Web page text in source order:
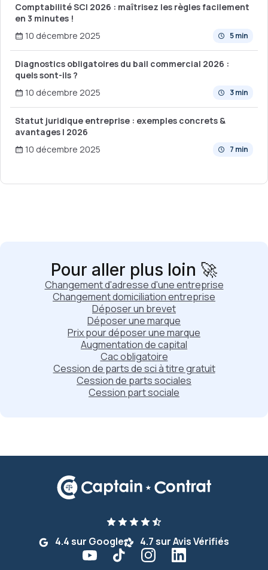
Comptabilité SCI 2026 : maîtrisez les règles facilement
en 3 minutes !
5 min
10 décembre 2025
Diagnostics obligatoires du bail commercial 2026 :
quels sont-ils ?
3 min
10 décembre 2025
Statut juridique entreprise : exemples concrets &
avantages | 2026
7 min
10 décembre 2025
Pour aller plus loin 🚀
Changement d'adresse d'une entreprise
Changement domiciliation entreprise
Déposer un brevet
Déposer une marque
Prix pour déposer une marque
Augmentation de capital
Cac obligatoire
Cession de parts de sci à titre gratuit
Cession de parts sociales
Cession part sociale
4.4 sur Google 4.7 sur Avis Vérifiés